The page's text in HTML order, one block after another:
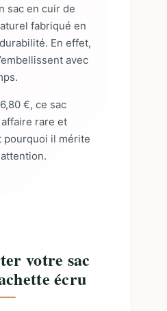
sac en cuir de
fabriqué en
En effet,
avec
€, ce sac
rare et
pourquoi il mérite
votre sac
écru